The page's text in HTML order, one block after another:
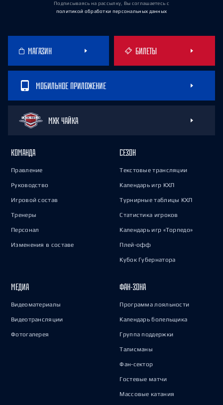
Подписываясь на рассылку, Вы соглашаетесь с
политикой обработки персональных данных
МАГАЗИН БИЛЕТЫ
МОБИЛЬНОЕ ПРИЛОЖЕНИЕ
МХК ЧАЙКА
КОМАНДА
Правление
Руководство
Игровой состав
Тренеры
Персонал
Изменения в составе
СЕЗОН
Текстовые трансляции
Календарь игр КХЛ
Турнирные таблицы КХЛ
Статистика игроков
Календарь игр «Торпедо»
Плей-офф
Кубок Губернатора
МЕДИА
Видеоматериалы
Видеотрансляции
Фотогалерея
ФАН-ЗОНА
Программа лояльности
Календарь болельщика
Группа поддержки
Талисманы
Фан-сектор
Гостевые матчи
Массовые катания